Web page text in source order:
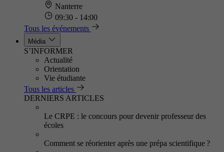
Nanterre
09:30 - 14:00
Tous les événements
Média
S’INFORMER
Actualité
Orientation
Vie étudiante
Tous les articles
DERNIERS ARTICLES
Le CRPE : le concours pour devenir professeur des
écoles
Comment se réorienter après une prépa scientifique ?